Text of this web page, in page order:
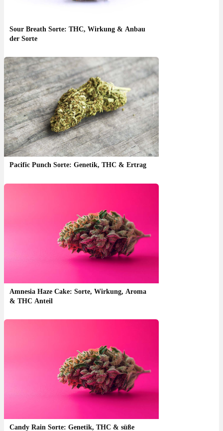
Sour Breath Sorte: THC, Wirkung & Anbau
der Sorte
Pacific Punch Sorte: Genetik, THC & Ertrag
Amnesia Haze Cake: Sorte, Wirkung, Aroma
& THC Anteil
Candy Rain Sorte: Genetik, THC & süße